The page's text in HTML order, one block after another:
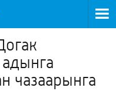
чазаарынга